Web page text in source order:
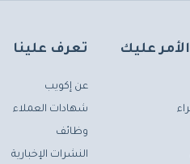
عليك تعرف علينا
عن إكويب
شهادات العملاء
وظائف
النشرات الإخبارية